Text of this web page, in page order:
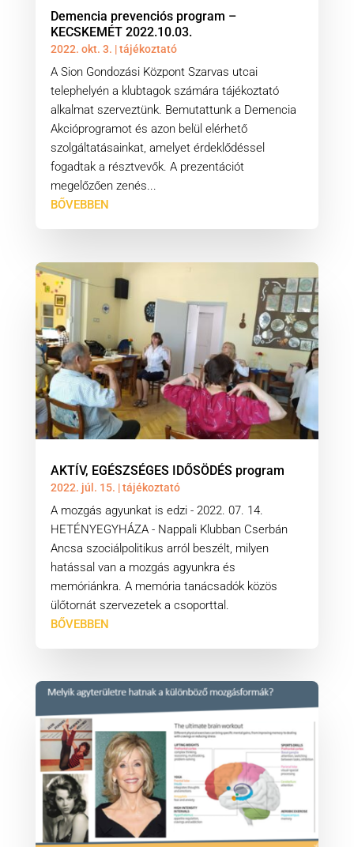
Demencia prevenciós program –
KECSKEMÉT 2022.10.03.
2022. okt. 3. |tájékoztató
A Sion Gondozási Központ Szarvas utcai
telephelyén a klubtagok számára tájékoztató
alkalmat szerveztünk. Bemutattunk a Demencia
Akcióprogramot és azon belül elérhető
szolgáltatásainkat, amelyet érdeklődéssel
fogadtak a résztvevők. A prezentációt
megelőzően zenés...
BŐVEBBEN
AKTÍV, EGÉSZSÉGES IDŐSÖDÉS program
2022. júl. 15. |tájékoztató
A mozgás agyunkat is edzi - 2022. 07. 14.
HETÉNYEGYHÁZA - Nappali Klubban Cserbán
Ancsa szociálpolitikus arról beszélt, milyen
hatással van a mozgás agyunkra és
memóriánkra. A memória tanácsadók közös
ülőtornát szervezetek a csoporttal.
BŐVEBBEN